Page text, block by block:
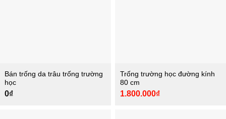
Bán trống da trâu trống trường
học
0₫
Trống trường học đường kính
80 cm
Giá
1.800.000₫Giá